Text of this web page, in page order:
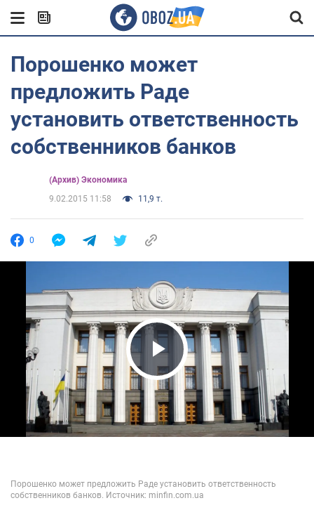
Порошенко может
предложить Раде
установить ответственность
собственников банков
(Архив) Экономика
9.02.2015 11:58
11,9 т.
0
Play Video